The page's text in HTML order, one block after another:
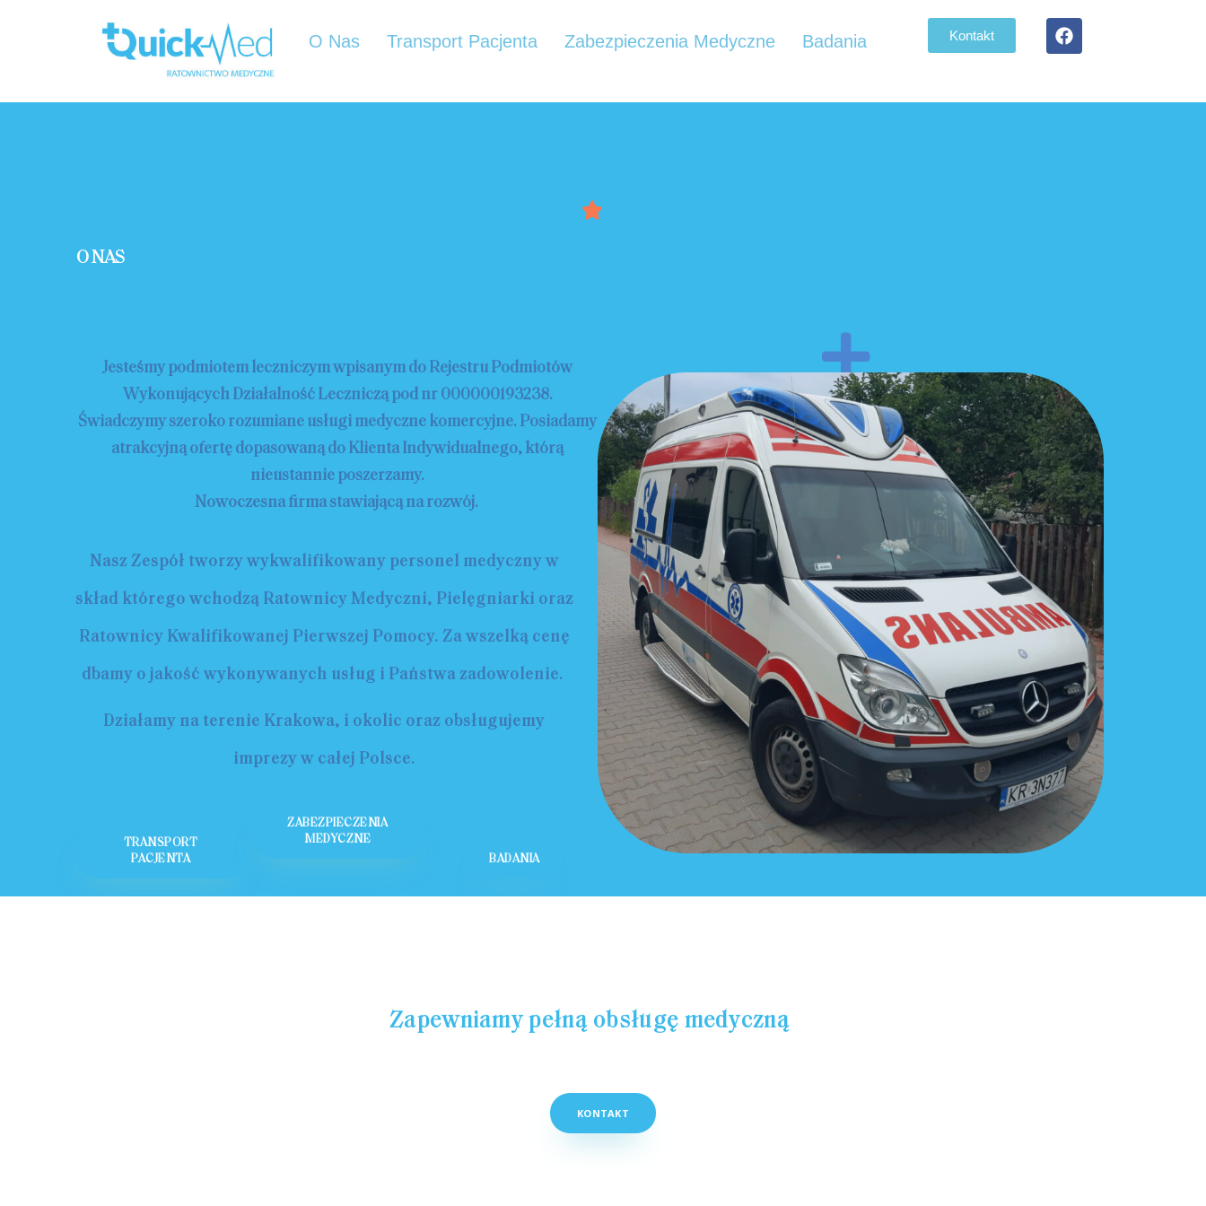
O Nas Transport Pacjenta Zabezpieczenia Medyczne Badania Kontakt
O NAS
Jesteśmy podmiotem leczniczym wpisanym do Rejestru Podmiotów
Wykonujących Działalność Leczniczą pod nr 000000193238.
Świadczymy szeroko rozumiane usługi medyczne komercyjne. Posiadamy
atrakcyjną ofertę dopasowaną do Klienta Indywidualnego, którą
nieustannie poszerzamy.
Nowoczesna firma stawiającą na rozwój. ​
Nasz Zespół tworzy wykwalifikowany personel medyczny w
skład którego wchodzą Ratownicy Medyczni, Pielęgniarki oraz
Ratownicy Kwalifikowanej Pierwszej Pomocy. Za wszelką cenę
dbamy o jakość wykonywanych usług i Państwa zadowolenie.
Działamy na terenie Krakowa, i okolic oraz obsługujemy
imprezy w całej Polsce.
TRANSPORT
PACJENTA
ZABEZPIECZENIA
MEDYCZNE
BADANIA
Zapewniamy pełną obsługę medyczną
KONTAKT